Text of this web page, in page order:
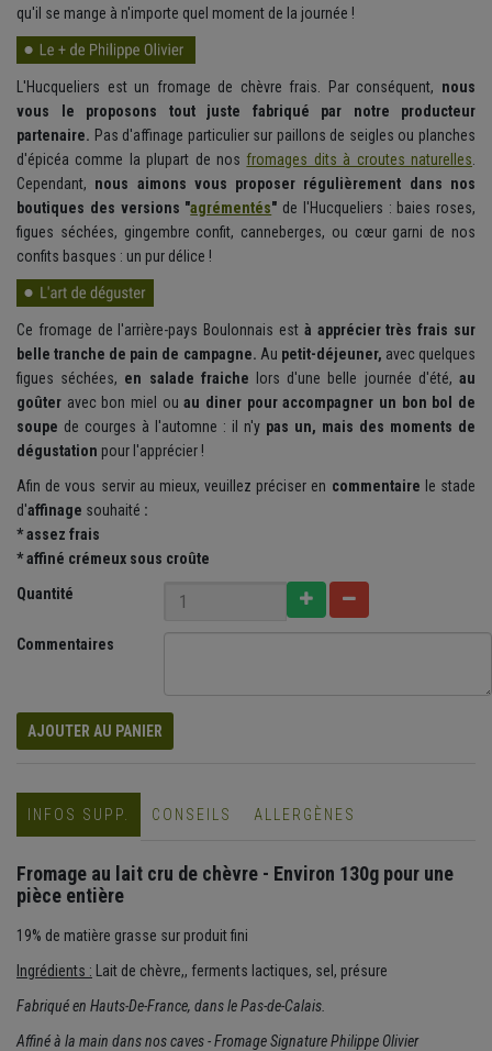
qu'il se mange à n'importe quel moment de la journée !
L'Hucqueliers est un fromage de chèvre frais. Par conséquent, nous
vous le proposons tout juste fabriqué par notre producteur
partenaire. Pas d'affinage particulier sur paillons de seigles ou planches
d'épicéa comme la plupart de nos fromages dits à croutes naturelles.
Cependant, nous aimons vous proposer régulièrement dans nos
boutiques des versions "agrémentés" de l'Hucqueliers : baies roses,
figues séchées, gingembre confit, canneberges, ou cœur garni de nos
confits basques : un pur délice !
Ce fromage de l'arrière-pays Boulonnais est à apprécier très frais sur
belle tranche de pain de campagne. Au petit-déjeuner, avec quelques
figues séchées, en salade fraiche lors d'une belle journée d'été,au
goûter avec bon miel ouau diner pour accompagner un bon bol de
soupe de courges à l'automne : il n'y pas un, mais des moments de
dégustation pour l'apprécier !
Afin de vous servir au mieux, veuillez préciser en commentaire le stade
d'affinage souhaité :
* assez frais
* affiné crémeux sous croûte
Quantité
Commentaires
AJOUTER AU PANIER
INFOS SUPP. CONSEILS ALLERGÈNES
Fromage au lait cru de chèvre - Environ 130g pour une
pièce entière
19% de matière grasse sur produit fini
Ingrédients : Lait de chèvre,, ferments lactiques, sel, présure
Fabriqué en Hauts-De-France, dans le Pas-de-Calais.
Affiné à la main dans nos caves - Fromage Signature Philippe Olivier